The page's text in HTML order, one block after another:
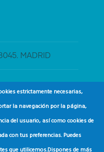
MADRID
estrictamente necesarias,
la navegación por la página,
del usuario, así como cookies de
con tus preferencias. Puedes
que utilicemos.Dispones de más